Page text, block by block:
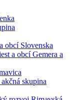
obcí Slovenska
a obcí Gemera a
skupina